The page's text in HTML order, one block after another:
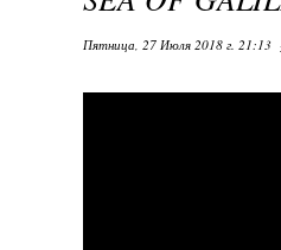
Пятница, 27 Июля 2018 г. 21:13